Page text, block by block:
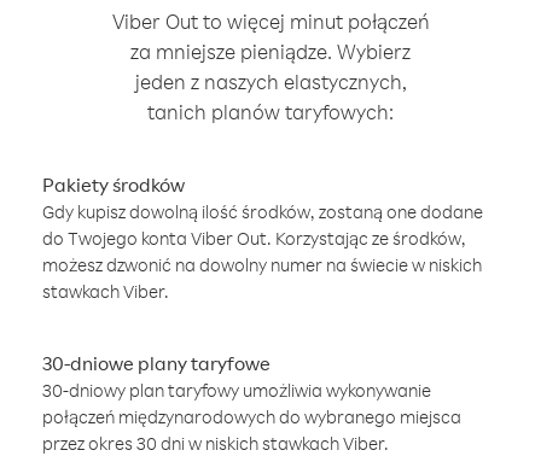
Viber Out to więcej minut połączeń
za mniejsze pieniądze. Wybierz
jeden z naszych elastycznych,
tanich planów taryfowych:
Pakiety środków
Gdy kupisz dowolną ilość środków, zostaną one dodane
do Twojego konta Viber Out. Korzystając ze środków,
możesz dzwonić na dowolny numer na świecie w niskich
stawkach Viber.
30-dniowe plany taryfowe
30-dniowy plan taryfowy umożliwia wykonywanie
połączeń międzynarodowych do wybranego miejsca
przez okres 30 dni w niskich stawkach Viber.